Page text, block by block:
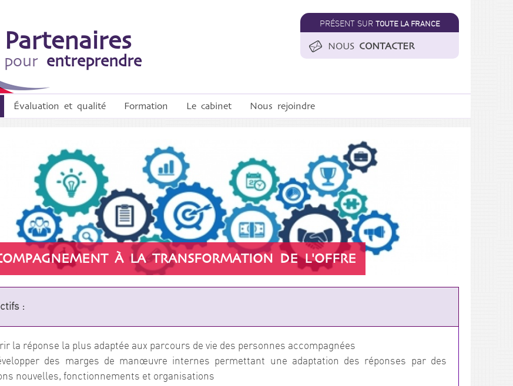
Partenaires
pour entreprendre
PRÉSENT SUR TOUTE LA FRANCE
NOUS CONTACTER
Évaluation et qualité Formation Le cabinet Nous rejoindre
À LA TRANSFORMATION DE L'OFFRE
:
la réponse la plus adaptée aux parcours de vie des personnes accompagnées
des marges de manœuvre internes permettant une adaptation des réponses par des
nouvelles, fonctionnements et organisations